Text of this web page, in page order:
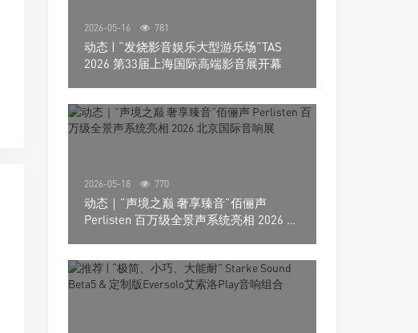
2026-05-16 781
动态 | “发烧影音娱乐大型游乐场”TAS
2026 第33届上海国际高端影音展开幕
2026-05-18 770
动态｜”声境之巅 奢享臻音”佰俪声
Perlisten 百万级全景声系统亮相 2026 北